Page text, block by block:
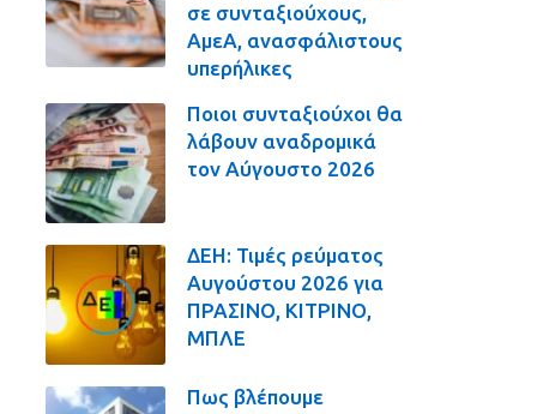
σε συνταξιούχους,
ΑμεΑ, ανασφάλιστους
υπερήλικες
Ποιοι συνταξιούχοι θα
λάβουν αναδρομικά
τον Αύγουστο 2026
ΔΕΗ: Τιμές ρεύματος
Αυγούστου 2026 για
ΠΡΑΣΙΝΟ, ΚΙΤΡΙΝΟ,
ΜΠΛΕ
Πως βλέπουμε